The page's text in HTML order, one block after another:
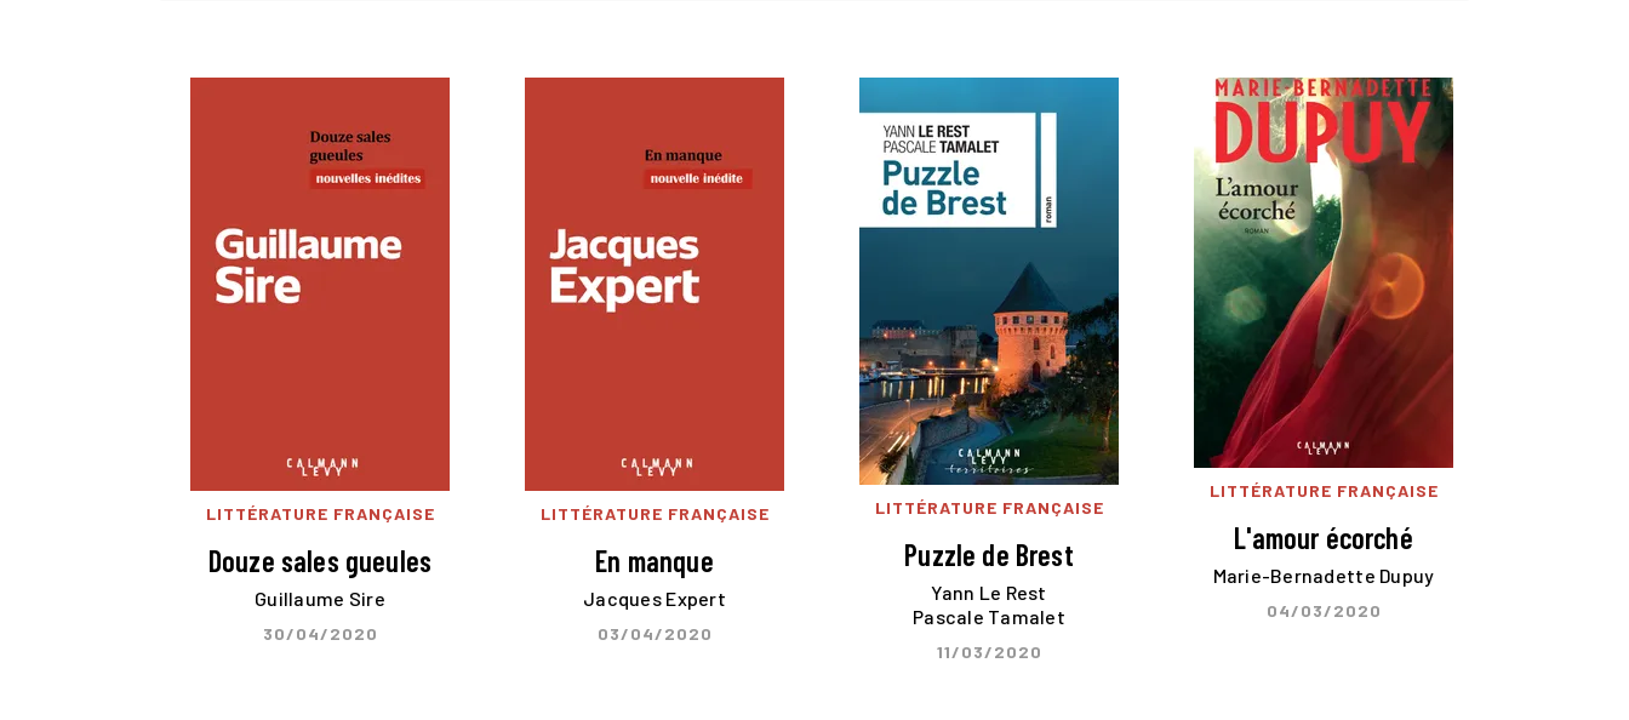
LITTÉRATURE FRANÇAISE
Douze sales gueules
Guillaume Sire
30/04/2020
LITTÉRATURE FRANÇAISE
En manque
Jacques Expert
03/04/2020
LITTÉRATURE FRANÇAISE
Puzzle de Brest
Yann Le Rest
Pascale Tamalet
11/03/2020
LITTÉRATURE FRANÇAISE
L'amour écorché
Marie-Bernadette Dupuy
04/03/2020